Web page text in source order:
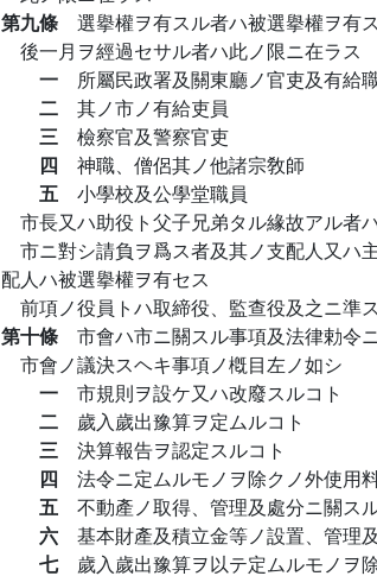
第九條 選擧權ヲ有スル者ハ被選擧權ヲ有
後一月ヲ經過セサル者ハ此ノ限ニ在ラス
一 所屬民政署及關東廳ノ官吏及有給
二 其ノ市ノ有給吏員
三 檢察官及警察官吏
四 神職、僧侶其ノ他諸宗敎師
五 小學校及公學堂職員
市長又ハ助役ト父子兄弟タル緣故アル者
市ニ對シ請負ヲ爲ス者及其ノ支配人又ハ
配人ハ被選擧權ヲ有セス
前項ノ役員トハ取締役、監查役及之ニ準
第十條 市會ハ市ニ關スル事項及法律勅令
市會ノ議決スヘキ事項ノ槪目左ノ如シ
一 市規則ヲ設ケ又ハ改廢スルコト
二 歲入歲出豫算ヲ定ムルコト
三 決算報告ヲ認定スルコト
四 法令ニ定ムルモノヲ除クノ外使用
五 不動產ノ取得、管理及處分ニ關ス
六 基本財產及積立金等ノ設置、管理
七 歲入歲出豫算ヲ以テ定ムルモノヲ